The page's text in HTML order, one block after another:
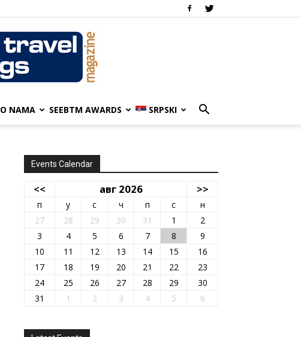
О NAMA SEEBTM AWARDS SRPSKI
Events Calendar
<< авг 2026 >>
п у с ч п с
н
27
28 29 30 31 1
2
3
4 5 6 7 8
9
10
11 12 13 14 15
16
17
18 19 20 21 22
23
24
25 26 27 28 29
30
31
1 2 3 4 5 6